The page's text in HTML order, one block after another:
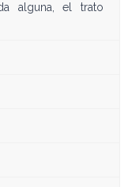
alguna, el trato